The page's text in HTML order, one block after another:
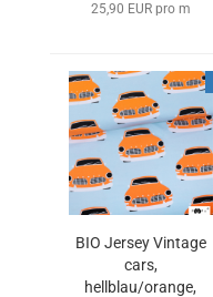
25,90 EUR pro m
BIO Jersey Vintage
cars,
hellblau/orange,